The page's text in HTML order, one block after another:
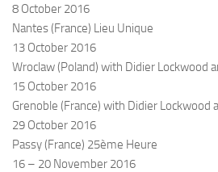
8 October 2016
Nantes (France) Lieu Unique
13 October 2016
Wroclaw (Poland) with Didier Lockwood
15 October 2016
Grenoble (France) with Didier Lockwood
29 October 2016
Passy (France) 25ème Heure
16 – 20 November 2016